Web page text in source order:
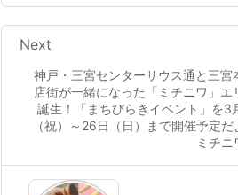
神戸・三宮センターサウス通と三宮
店街が一緒になった「ミチニワ」エ
誕生！「まちびらきイベント」を3
（祝）～26日（日）まで開催予定
ミチ
Next